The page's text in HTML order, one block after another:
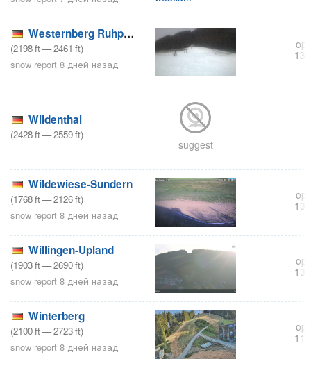
Westernberg Ruhpolding
(2198ft—2461 ft)
snow report 8 дней назад
Wildenthal
(2428ft—2559ft)
suggest
Wildewiese-Sundern
(1768ft—2126ft)
snow report 8 дней назад
Willingen-Upland
(1903ft—2690ft)
snow report 8 дней назад
Winterberg
(2100ft—2723ft)
snow report 8 дней назад